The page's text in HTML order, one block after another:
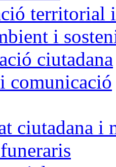
territorial
i
ciutadana
comunicació
ciutadana i